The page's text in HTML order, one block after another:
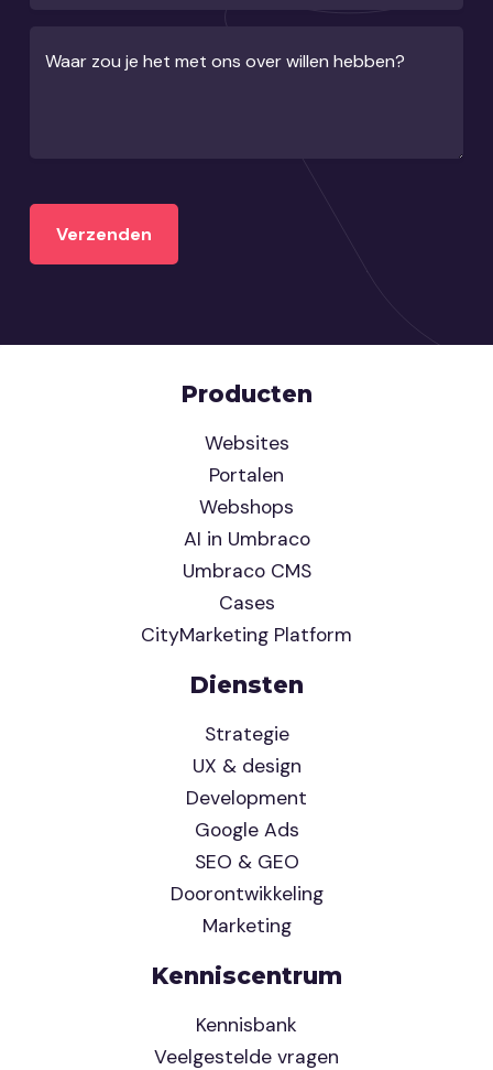
Waar zou je het met ons over willen hebben?
Producten
Websites
Portalen
Webshops
AI in Umbraco
Umbraco CMS
Cases
CityMarketing Platform
Diensten
Strategie
UX & design
Development
Google Ads
SEO & GEO
Doorontwikkeling
Marketing
Kenniscentrum
Kennisbank
Veelgestelde vragen